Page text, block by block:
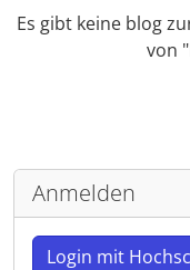
Es gibt keine blog
von
Anmelden
Login mit